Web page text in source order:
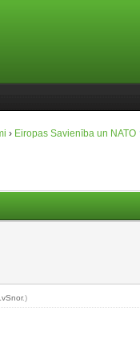
› Eiropas Savienība un NATO
.)